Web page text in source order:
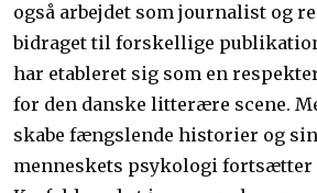
også arbejdet som journalist og
bidraget til forskellige
har etableret sig som en
for den danske litterære scene.
skabe fængslende historier og
menneskets psykologi fortsætter